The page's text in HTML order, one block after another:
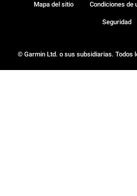
© Garmin Ltd. o sus subsidiarias. Todos
Mapa del sitio Condiciones de
Seguridad